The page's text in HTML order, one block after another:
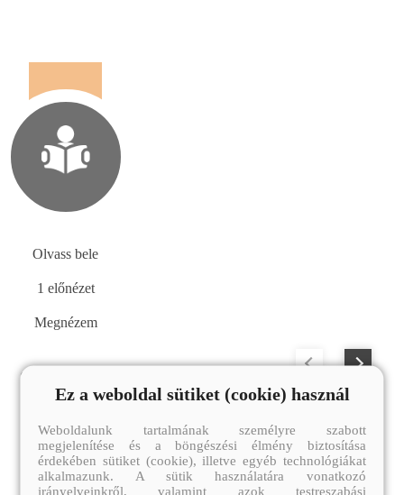
Olvass bele
1 előnézet
Megnézem
SZERZŐ TOVÁBBI MŰVEI
Ez a weboldal sütiket (cookie) használ
Weboldalunk tartalmának személyre szabott
megjelenítése és a böngészési élmény biztosítása
érdekében sütiket (cookie), illetve egyéb technológiákat
alkalmazunk. A sütik használatára vonatkozó
irányelveinkről, valamint azok testreszabási